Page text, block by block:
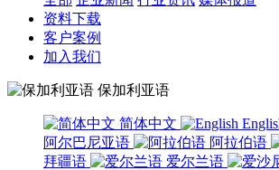
资料下载
客户案例
加入我们
保加利亚语
简体中文
阿尔巴尼亚语
阿拉伯语
拜疆语
爱尔兰语